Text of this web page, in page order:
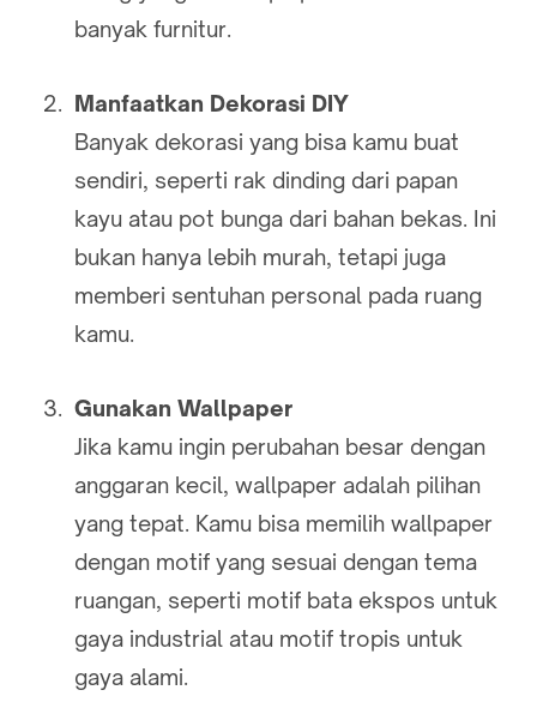
banyak furnitur.
Manfaatkan Dekorasi DIY
Banyak dekorasi yang bisa kamu buat
sendiri, seperti rak dinding dari papan
kayu atau pot bunga dari bahan bekas. Ini
bukan hanya lebih murah, tetapi juga
memberi sentuhan personal pada ruang
kamu.
Gunakan Wallpaper
Jika kamu ingin perubahan besar dengan
anggaran kecil, wallpaper adalah pilihan
yang tepat. Kamu bisa memilih wallpaper
dengan motif yang sesuai dengan tema
ruangan, seperti motif bata ekspos untuk
gaya industrial atau motif tropis untuk
gaya alami.